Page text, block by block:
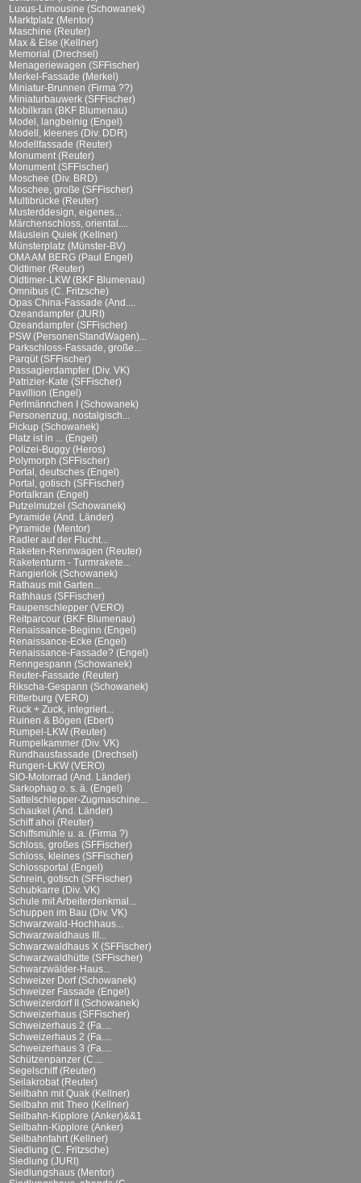
Luxus-Limousine (Schowanek)
Marktplatz (Mentor)
Maschine (Reuter)
Max & Else (Kellner)
Memorial (Drechsel)
Menageriewagen (SFFischer)
Merkel-Fassade (Merkel)
Miniatur-Brunnen (Firma ??)
Miniaturbauwerk (SFFischer)
Mobilkran (BKF Blumenau)
Model, langbeinig (Engel)
Modell, kleenes (Div. DDR)
Modellfassade (Reuter)
Monument (Reuter)
Monument (SFFischer)
Moschee (Div. BRD)
Moschee, große (SFFischer)
Multibrücke (Reuter)
Musterddesign, eigenes...
Märchenschloss, oriental....
Mäuslein Quiek (Kellner)
Münsterplatz (Münster-BV)
OMA AM BERG (Paul Engel)
Oldtimer (Reuter)
Oldtimer-LKW (BKF Blumenau)
Omnibus (C. Fritzsche)
Opas China-Fassade (And....
Ozeandampfer (JURI)
Ozeandampfer (SFFischer)
PSW (PersonenStandWagen)...
Parkschloss-Fassade, große...
Parqüt (SFFischer)
Passagierdampfer (Div. VK)
Patrizier-Kate (SFFischer)
Pavillion (Engel)
Perlmännchen I (Schowanek)
Personenzug, nostalgisch...
Pickup (Schowanek)
Platz ist in ... (Engel)
Polizei-Buggy (Heros)
Polymorph (SFFischer)
Portal, deutsches (Engel)
Portal, gotisch (SFFischer)
Portalkran (Engel)
Putzelmutzel (Schowanek)
Pyramide (And. Länder)
Pyramide (Mentor)
Radler auf der Flucht...
Raketen-Rennwagen (Reuter)
Raketenturm - Turmrakete...
Rangierlok (Schowanek)
Rathaus mit Garten...
Rathhaus (SFFischer)
Raupenschlepper (VERO)
Reitparcour (BKF Blumenau)
Renaissance-Beginn (Engel)
Renaissance-Ecke (Engel)
Renaissance-Fassade? (Engel)
Renngespann (Schowanek)
Reuter-Fassade (Reuter)
Rikscha-Gespann (Schowanek)
Ritterburg (VERO)
Ruck + Zuck, integriert...
Ruinen & Bögen (Ebert)
Rumpel-LKW (Reuter)
Rumpelkammer (Div. VK)
Rundhausfassade (Drechsel)
Rungen-LKW (VERO)
SIO-Motorrad (And. Länder)
Sarkophag o. s. ä. (Engel)
Sattelschlepper-Zugmaschine...
Schaukel (And. Länder)
Schiff ahoi (Reuter)
Schiffsmühle u. a. (Firma ?)
Schloss, großes (SFFischer)
Schloss, kleines (SFFischer)
Schlossportal (Engel)
Schrein, gotisch (SFFischer)
Schubkarre (Div. VK)
Schule mit Arbeiterdenkmal...
Schuppen im Bau (Div. VK)
Schwarzwald-Hochhaus...
Schwarzwaldhaus III...
Schwarzwaldhaus X (SFFischer)
Schwarzwaldhütte (SFFischer)
Schwarzwälder-Haus...
Schweizer Dorf (Schowanek)
Schweizer Fassade (Engel)
Schweizerdorf II (Schowanek)
Schweizerhaus (SFFischer)
Schweizerhaus 2 (Fa....
Schweizerhaus 2 (Fa....
Schweizerhaus 3 (Fa....
Schützenpanzer (C....
Segelschiff (Reuter)
Seilakrobat (Reuter)
Seilbahn mit Quak (Kellner)
Seilbahn mit Theo (Kellner)
Seilbahn-Kipplore (Anker)&&1
Seilbahn-Kipplore (Anker)
Seilbahnfahrt (Kellner)
Siedlung (C. Fritzsche)
Siedlung (JURI)
Siedlungshaus (Mentor)